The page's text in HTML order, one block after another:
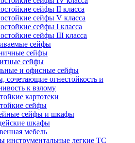
сейфы II класса
сейфы V класса
сейфы I класса
сейфы III класса
сейфы
сейфы
сейфы
и офисные сейфы
сочетающие огнестойкость и
к взлому
картотеки
сейфы
сейфы и шкафы
шкафы
мебель
инструментальные легкие ТС